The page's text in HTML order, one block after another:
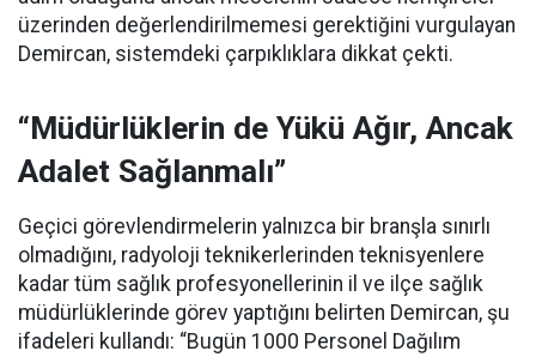
üzerinden değerlendirilmemesi gerektiğini vurgulayan
Demircan, sistemdeki çarpıklıklara dikkat çekti.
“Müdürlüklerin de Yükü Ağır, Ancak
Adalet Sağlanmalı”
Geçici görevlendirmelerin yalnızca bir branşla sınırlı
olmadığını, radyoloji teknikerlerinden teknisyenlere
kadar tüm sağlık profesyonellerinin il ve ilçe sağlık
müdürlüklerinde görev yaptığını belirten Demircan, şu
ifadeleri kullandı: “Bugün 1000 Personel Dağılım